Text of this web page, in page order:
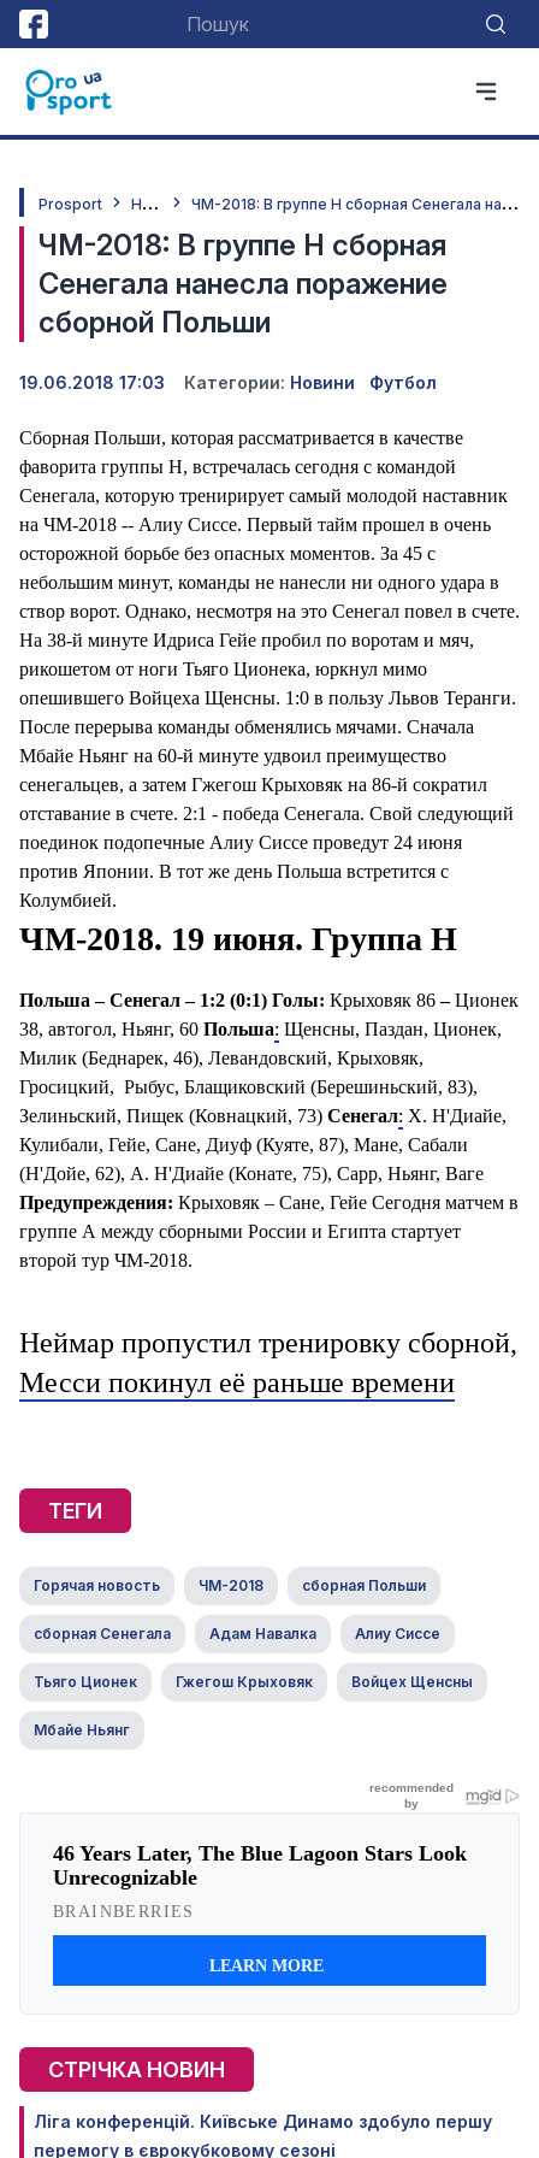
Prosport Н
овини Ч
М-2018: В группе Н сборная Сенегала нанесла поражение сборной Польши
ЧМ-2018: В группе Н сборная
Сенегала нанесла поражение
сборной Польши
19.06.2018 17:03 Категории: Новини Футбол
Сборная Польши, которая рассматривается в качестве
фаворита группы Н, встречалась сегодня с командой
Сенегала, которую тренирирует самый молодой наставник
на ЧМ-2018 -- Алиу Сиссе. Первый тайм прошел в очень
осторожной борьбе без опасных моментов. За 45 с
небольшим минут, команды не нанесли ни одного удара в
створ ворот. Однако, несмотря на это Сенегал повел в счете.
На 38-й минуте Идриса Гейе пробил по воротам и мяч,
рикошетом от ноги Тьяго Ционека, юркнул мимо
опешившего Войцеха Щенсны. 1:0 в пользу Львов Теранги.
После перерыва команды обменялись мячами. Сначала
Мбайе Ньянг на 60-й минуте удвоил преимущество
сенегальцев, а затем Гжегош Крыховяк на 86-й сократил
отставание в счете. 2:1 - победа Сенегала. Свой следующий
поединок подопечные Алиу Сиссе проведут 24 июня
против Японии. В тот же день Польша встретится с
Колумбией.
ЧМ-2018. 19 июня. Группа Н
Польша – Сенегал – 1:2 (0:1) Голы: Крыховяк 86–Ционек
38, автогол, Ньянг, 60 Польша: Щенсны, Паздан, Ционек,
Милик (Беднарек, 46), Левандовский, Крыховяк,
Гросицкий, Рыбус, Блащиковский (Берешиньский, 83),
Зелиньский, Пищек (Ковнацкий, 73) Сенегал: Х. Н'Диайе,
Кулибали, Гейе, Сане, Диуф (Куяте, 87), Мане, Сабали
(Н'Дойе, 62), А. Н'Диайе (Конате, 75), Сарр, Ньянг, Ваге
Предупреждения: Крыховяк – Сане, Гейе Сегодня матчем в
группе А между сборными России и Египта стартует
второй тур ЧМ-2018.
Неймар пропустил тренировку сборной,
Месси покинул её раньше времени
ТЕГИ
Горячая новость ЧМ-2018 сборная Польши
сборная Сенегала Адам Навалка Алиу Сиссе
Тьяго Ционек Гжегош Крыховяк Войцех Щенсны
Мбайе Ньянг
СТРІЧКА НОВИН
Ліга конференцій. Київське Динамо здобуло першу
перемогу в єврокубковому сезоні